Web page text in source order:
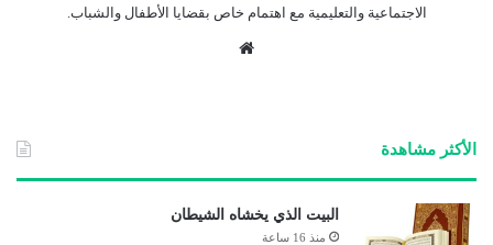
الاجتماعية والتعليمية مع اهتمام خاص بقضايا الأطفال والشباب.
الأكثر مشاهدة
البيت الذي يخشاه الشيطان
منذ 16 ساعة